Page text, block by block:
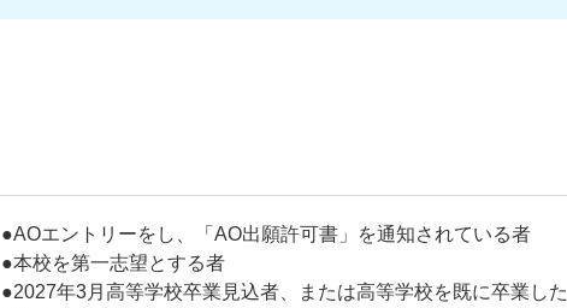
●AOエントリーをし、「AO出願許可書」を通知されている者
●本校を第一志望とする者
●2027年3月高等学校卒業見込者、または高等学校を既に卒業した